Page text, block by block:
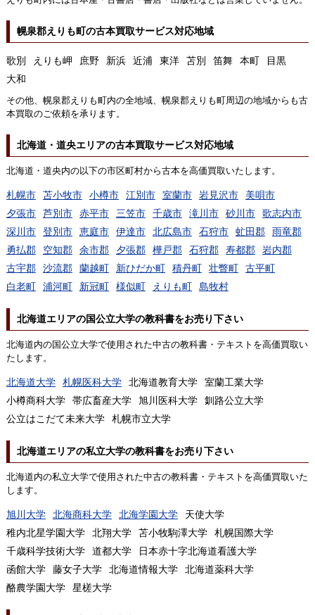
幌泉郡えりも町の古本買取サービス対応地域
歌別 えりも岬 庶野 新浜 近浦 東洋 苫別 笛舞 本町
目黒
大和
その他、幌泉郡えりも町内の全地域、幌泉郡えりも町周辺の地域からも古
本買取のご依頼を承ります。
北海道・道央エリアの古本買取サービス対応地域
北海道・道央内の以下の市区町村から古本を高価買取いたします。
札幌市 苫小牧市 小樽市 江別市 室蘭市 岩見沢市
美唄市
夕張市
芦別市 赤平市 三笠市 千歳市 滝川市 砂川市
歌志内市
深川市
登別市 恵庭市 伊達市 北広島市 石狩市 虻田郡
雨竜郡
勇払郡
空知郡 余市郡 夕張郡 樺戸郡 石狩郡 寿都郡
岩内郡
古宇郡
沙流郡 蘭越町 新ひだか町 積丹町 壮瞥町
古平町
白老町
浦河町 新冠町 様似町 えりも町 島牧村
北海道エリアの国公立大学の教科書をお売り下さい
北海道内の国公立大学で使用された中古の教科書・テキストを高価買取い
たします。
北海道大学 札幌医科大学 北海道教育大学
室蘭工業大学
小樽商科大学
帯広畜産大学 旭川医科大学
釧路公立大学
公立はこだて未来大学
札幌市立大学
北海道エリアの私立大学の教科書をお売り下さい
北海道内の私立大学で使用された中古の教科書・テキストを高価買取いた
します。
旭川大学 北海商科大学 北海学園大学
天使大学
稚内北星学園大学
北翔大学 苫小牧駒澤大学
札幌国際大学
千歳科学技術大学
道都大学
日本赤十字北海道看護大学
函館大学
藤女子大学 北海道情報大学
北海道薬科大学
酪農学園大学
星槎大学